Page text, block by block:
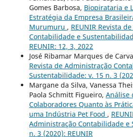
Gomes Barbosa, Biopirataria e
Estratégia da Empresa
Murumuru , REUNIR Revista
Contabilidade e
REUNIR: 12, 3, 2022
José Ribamar Marques de
Revista de Administração
Sustentabilidade: v. 15 n. 3
Margane da Silva, Vanessa
Paola Schmitt Figueiro, Análise
Colaboradores Quanto às
uma Indústria Pet Food ,
Administração Contabilidade e
n. 3 (2020): REUNIR